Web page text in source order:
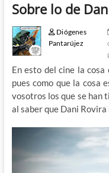
Sobre lo de
Diógenes
Pantarújez
En esto del cine la
pues como que la cosa
vosotros los que se han
al saber que Dani